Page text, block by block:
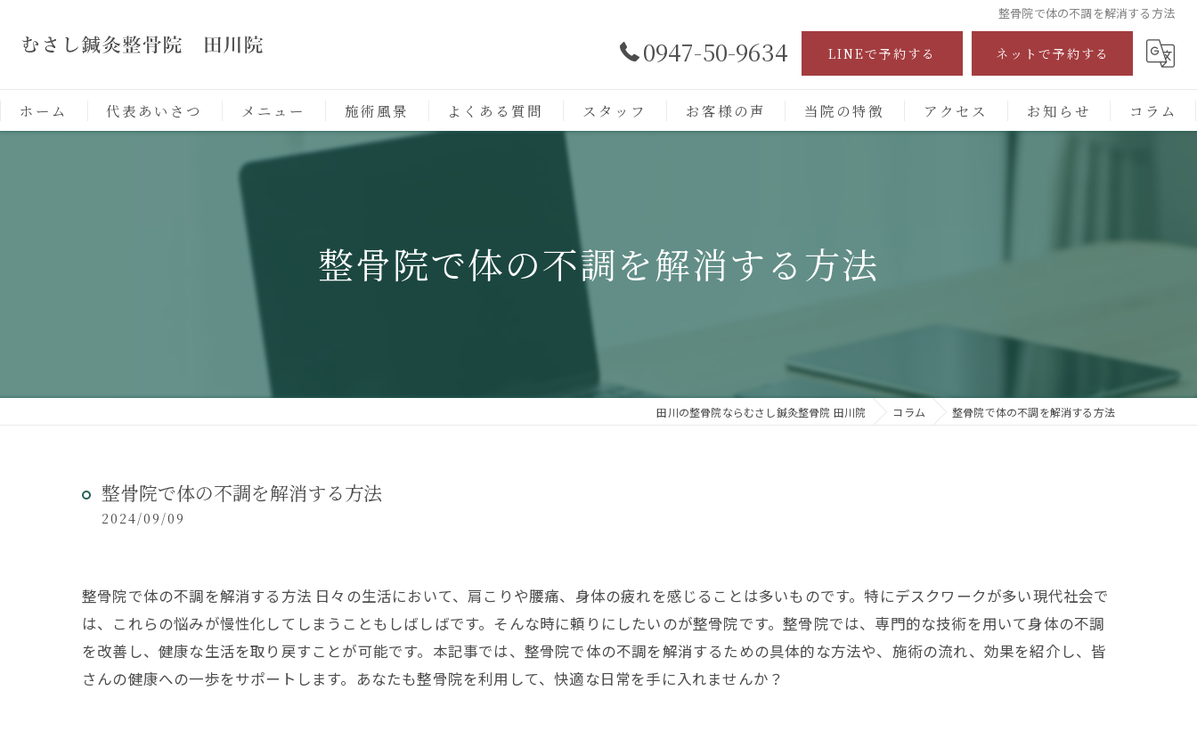
整骨院で体の不調を解消する方法
0947-50-9634 LINEで予約する ネットで予約する
ホーム 代表あいさつ メニュー 施術風景 よくある質問 スタッフ お客様の声 当院の特徴
保険施術
アクセス お知らせ コラム
整骨院で体の不調を解消する方法
田川の整骨院ならむさし鍼灸整骨院 田川院 コラム 整骨院で体の不調を解消する方法
整骨院で体の不調を解消する方法
2024/09/09
整骨院で体の不調を解消する方法 日々の生活において、肩こりや腰痛、身体の疲れを感じることは多いものです。特にデスクワークが多い現代社会で
は、これらの悩みが慢性化してしまうこともしばしばです。そんな時に頼りにしたいのが整骨院です。整骨院では、専門的な技術を用いて身体の不調
を改善し、健康な生活を取り戻すことが可能です。本記事では、整骨院で体の不調を解消するための具体的な方法や、施術の流れ、効果を紹介し、皆
さんの健康への一歩をサポートします。あなたも整骨院を利用して、快適な日常を手に入れませんか？